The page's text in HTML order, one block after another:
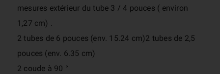
mesures extérieur du tube 3 / 4 pouces ( environ
1,27 cm) .
2 tubes de 6 pouces (env. 15.24 cm)2 tubes de 2,5
pouces (env. 6.35 cm)
2 coude à 90 °